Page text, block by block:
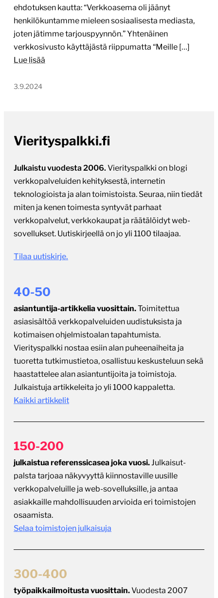
ehdotuksen kautta: “Verkkoasema oli jäänyt
henkilökuntamme mieleen sosiaalisesta mediasta,
joten jätimme tarjouspyynnön.” Yhtenäinen
verkkosivusto käyttäjästä riippumatta “Meille […]
Lue lisää
3.9.2024
Vierityspalkki.fi
Julkaistu vuodesta 2006. Vierityspalkki on blogi
verkkopalveluiden kehityksestä, internetin
teknologioista ja alan toimistoista. Seuraa, niin tiedät
miten ja kenen toimesta syntyvät parhaat
verkkopalvelut, verkkokaupat ja räätälöidyt web-
sovellukset. Uutiskirjeellä on jo yli 1100 tilaajaa.
Tilaa uutiskirje.
40-50
asiantuntija-artikkelia vuosittain.Toimitettua
asiasisältöä verkkopalveluiden uudistuksista ja
kotimaisen ohjelmistoalan tapahtumista.
Vierityspalkki nostaa esiin alan puheenaiheita ja
tuoretta tutkimustietoa, osallistuu keskusteluun sekä
haastattelee alan asiantuntijoita ja toimistoja.
Julkaistuja artikkeleita jo yli 1000 kappaletta.
Kaikki artikkelit
150-200
julkaistua referenssicasea joka vuosi.Julkaisut-
palsta tarjoaa näkyvyyttä kiinnostaville uusille
verkkopalveluille ja web-sovelluksille, ja antaa
asiakkaille mahdollisuuden arvioida eri toimistojen
osaamista.
Selaa toimistojen julkaisuja
300-400
työpaikkailmoitusta vuosittain.Vuodesta 2007